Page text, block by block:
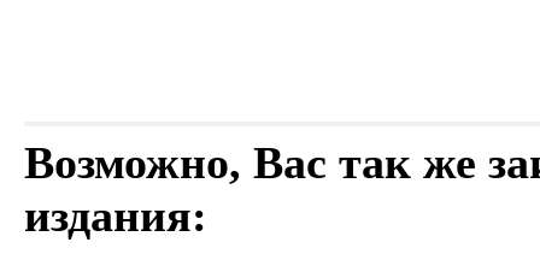
Возможно, Вас так же
издания: